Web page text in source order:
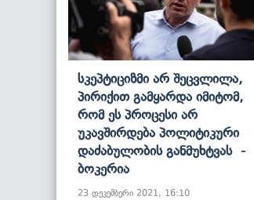
Სკეპტიციზმი Არ Შეცვლილა,
Პირიქით Გამყარდა Იმიტომ,
Რომ Ეს Პროცესი Არ
Უკავშირდება Პოლიტიკური
Დაძაბულობის Განმუხტვას -
Ბოკერია
23 დეკემბერი 2021, 16:10